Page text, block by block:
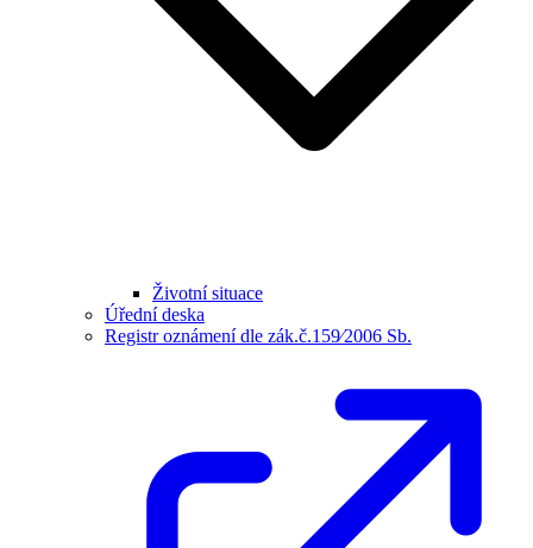
Životní situace
Úřední deska
Registr oznámení dle zák.č.159⁄2006 Sb.